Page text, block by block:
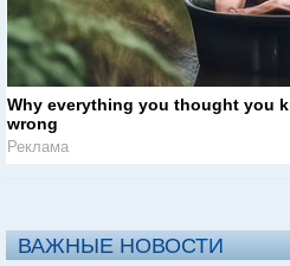
Why everything you thought you
wrong
Реклама
ВАЖНЫЕ НОВОСТИ